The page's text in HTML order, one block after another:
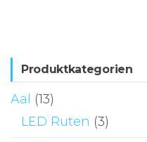
Produktkategorien
Aal (13)
LED Ruten (3)